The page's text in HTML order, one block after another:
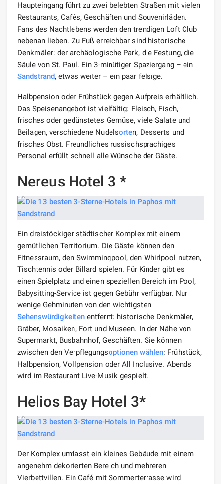
Haupteingang führt zu zwei belebten Straßen mit vielen
Restaurants, Cafés, Geschäften und Souvenirläden.
Fans des Nachtlebens werden den trendigen Loft Club
nebenan lieben. Zu Fuß erreichbar sind historische
Denkmäler: der archäologische Park, die Festung, die
Säule von St. Paul. Ein 3-minütiger Spaziergang – ein
Sandstrand, etwas weiter – ein paar felsige.
Halbpension oder Frühstück gegen Aufpreis erhältlich.
Das Speisenangebot ist vielfältig: Fleisch, Fisch,
frisches oder gedünstetes Gemüse, viele Salate und
Beilagen, verschiedene Nudelsorten, Desserts und
frisches Obst. Freundliches russischsprachiges
Personal erfüllt schnell alle Wünsche der Gäste.
Nereus Hotel 3 *
Ein dreistöckiger städtischer Komplex mit einem
gemütlichen Territorium. Die Gäste können den
Fitnessraum, den Swimmingpool, den Whirlpool nutzen,
Tischtennis oder Billard spielen. Für Kinder gibt es
einen Spielplatz und einen speziellen Bereich im Pool,
Babysitting-Service ist gegen Gebühr verfügbar. Nur
wenige Gehminuten von den wichtigsten
Sehenswürdigkeitenentfernt: historische Denkmäler,
Gräber, Mosaiken, Fort und Museen. In der Nähe von
Supermarkt, Busbahnhof, Geschäften. Sie können
zwischen den Verpflegungsoptionen wählen: Frühstück,
Halbpension, Vollpension oder All Inclusive. Abends
wird im Restaurant Live-Musik gespielt.
Helios Bay Hotel 3*
Der Komplex umfasst ein kleines Gebäude mit einem
angenehm dekorierten Bereich und mehreren
Vierbettvillen. Ein Café mit Sommerterrasse wird